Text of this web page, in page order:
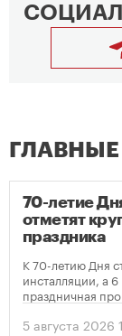
70-летие
отметят
праздника
К 70-летию Дня
инсталляции, а
праздничная
5 августа 2026